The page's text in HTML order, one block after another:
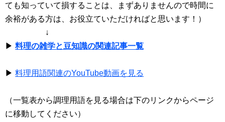
ても知っていて損することは、まずありませんので時間に
余裕がある方は、お役立ていただければと思います！）
↓
▶ 料理の雑学と豆知識の関連記事一覧
▶ 料理用語関連のYouTube動画を見る
（一覧表から調理用語を見る場合は下のリンクからページ
に移動してください）